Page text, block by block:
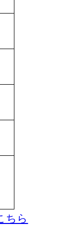
ちら